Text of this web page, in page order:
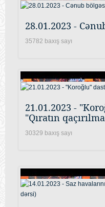
28.01.2023 -
35782 baxış sayı
21.01.2023 -
"Qıratın
30329 baxış sayı